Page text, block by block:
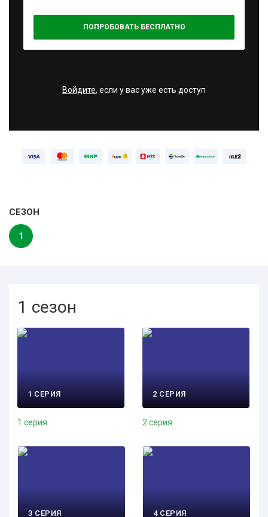
ПОПРОБОВАТЬ БЕСПЛАТНО
Войдите, если у вас уже есть доступ
СЕЗОН
1
1 сезон
1 СЕРИЯ
1 серия
2 СЕРИЯ
2 серия
3 СЕРИЯ 4 СЕРИЯ